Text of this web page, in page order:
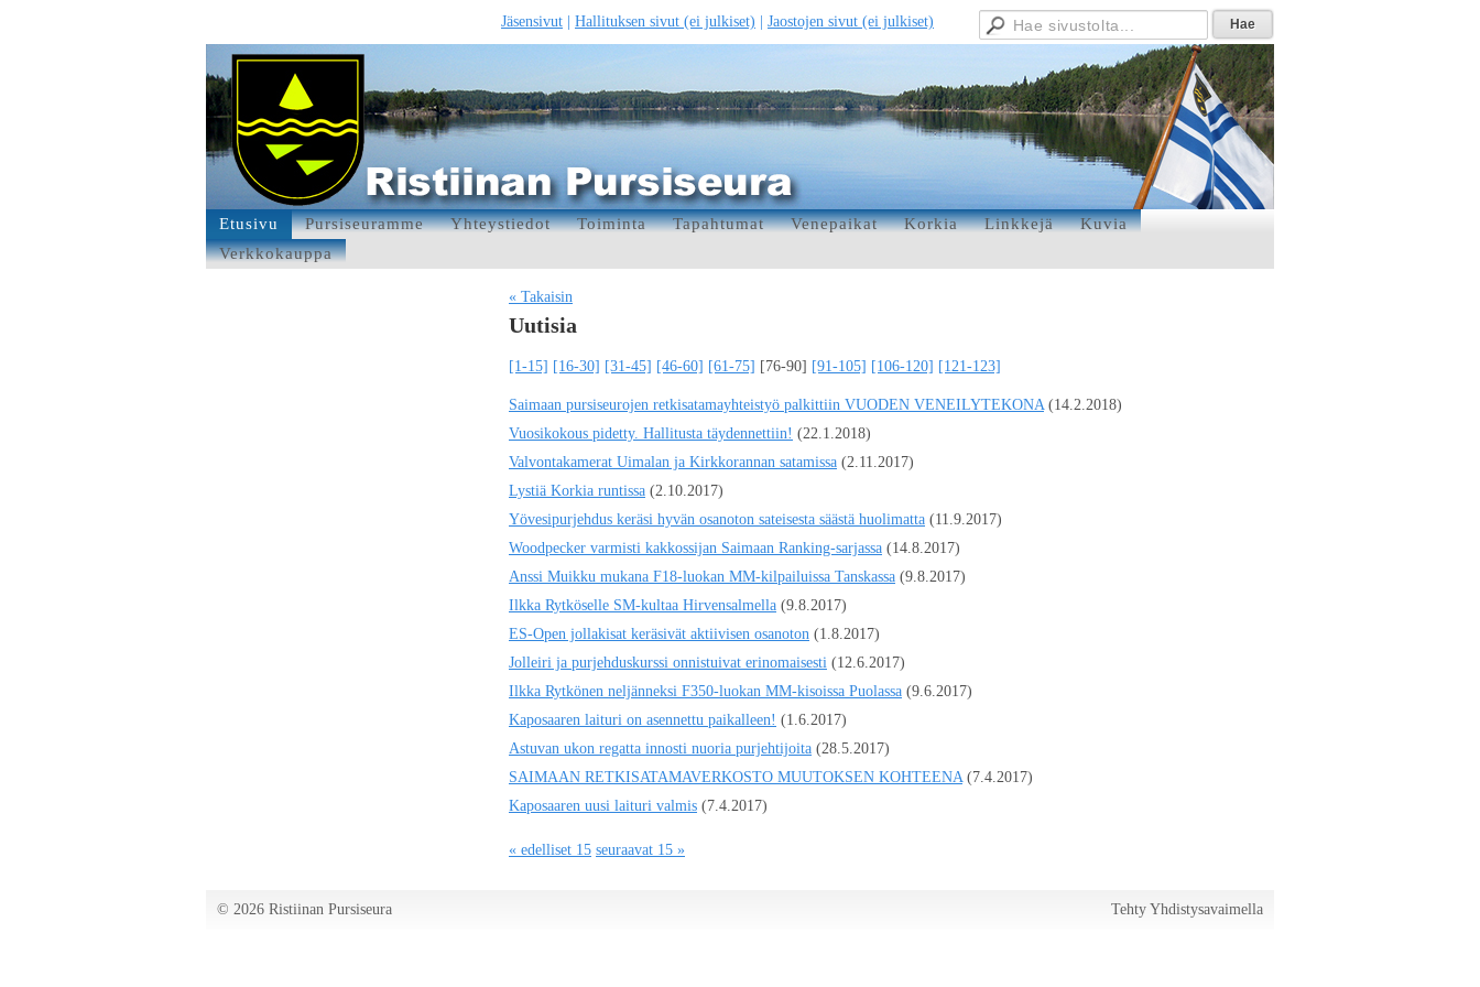
Jäsensivut Hallituksen sivut (ei julkiset) Jaostojen sivut (ei julkiset)
Etusivu Pursiseuramme Yhteystiedot Toiminta Tapahtumat Venepaikat Korkia Linkkejä
Kuvia
Verkkokauppa
« Takaisin
Uutisia
[1-15] [16-30] [31-45] [46-60] [61-75] [76-90] [91-105] [106-120] [121-123]
Saimaan pursiseurojen retkisatamayhteistyö palkittiin VUODEN VENEILYTEKONA (14.2.2018)
Vuosikokous pidetty. Hallitusta täydennettiin! (22.1.2018)
Valvontakamerat Uimalan ja Kirkkorannan satamissa (2.11.2017)
Lystiä Korkia runtissa (2.10.2017)
Yövesipurjehdus keräsi hyvän osanoton sateisesta säästä huolimatta (11.9.2017)
Woodpecker varmisti kakkossijan Saimaan Ranking-sarjassa (14.8.2017)
Anssi Muikku mukana F18-luokan MM-kilpailuissa Tanskassa (9.8.2017)
Ilkka Rytköselle SM-kultaa Hirvensalmella (9.8.2017)
ES-Open jollakisat keräsivät aktiivisen osanoton (1.8.2017)
Jolleiri ja purjehduskurssi onnistuivat erinomaisesti (12.6.2017)
Ilkka Rytkönen neljänneksi F350-luokan MM-kisoissa Puolassa (9.6.2017)
Kaposaaren laituri on asennettu paikalleen! (1.6.2017)
Astuvan ukon regatta innosti nuoria purjehtijoita (28.5.2017)
SAIMAAN RETKISATAMAVERKOSTO MUUTOKSEN KOHTEENA (7.4.2017)
Kaposaaren uusi laituri valmis (7.4.2017)
« edelliset 15 seuraavat 15 »
Tehty Yhdistysavaimella
© 2026 Ristiinan Pursiseura